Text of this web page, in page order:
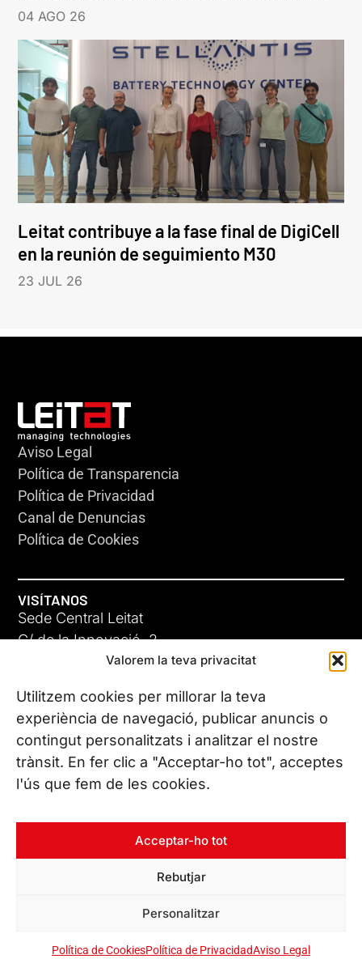
Valorem la teva privacitat
Utilitzem cookies per millorar la teva
experiència de navegació, publicar anuncis o
contingut personalitzats i analitzar el nostre
trànsit. En fer clic a "Acceptar-ho tot", acceptes
l'ús que fem de les cookies.
Acceptar-ho tot
Rebutjar
Personalitzar
Política de CookiesPolítica de PrivacidadAviso Legal
04 AGO 26
Leitat contribuye a la fase final de DigiCell
en la reunión de seguimiento M30
23 JUL 26
Aviso Legal
Política de Transparencia
Política de Privacidad
Canal de Denuncias
Política de Cookies
VISÍTANOS
Sede Central Leitat
C/ de la Innovació, 2
08225 Terrassa, (Barcelona)
Conoce todas nuestras sedes
CONTÁCTANOS
Tel. (+34) 937 882 300